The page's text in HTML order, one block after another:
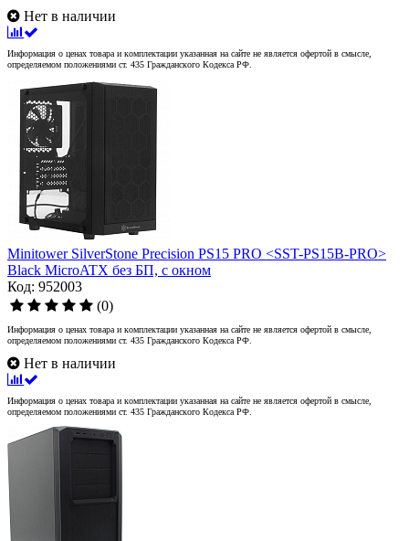
Нет в наличии
Информация о ценах товара и комплектации указанная на сайте не является офертой в смысле,
определяемом положениями ст. 435 Гражданского Кодекса РФ.
Minitower SilverStone Precision PS15 PRO <SST-PS15B-PRO>
Black MicroATX без БП, с окном
Код: 952003
(0)
Информация о ценах товара и комплектации указанная на сайте не является офертой в смысле,
определяемом положениями ст. 435 Гражданского Кодекса РФ.
Нет в наличии
Информация о ценах товара и комплектации указанная на сайте не является офертой в смысле,
определяемом положениями ст. 435 Гражданского Кодекса РФ.